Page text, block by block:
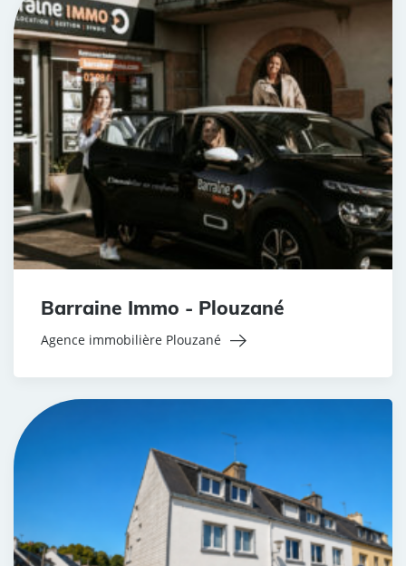
Barraine Immo - Plouzané
Agence immobilière Plouzané